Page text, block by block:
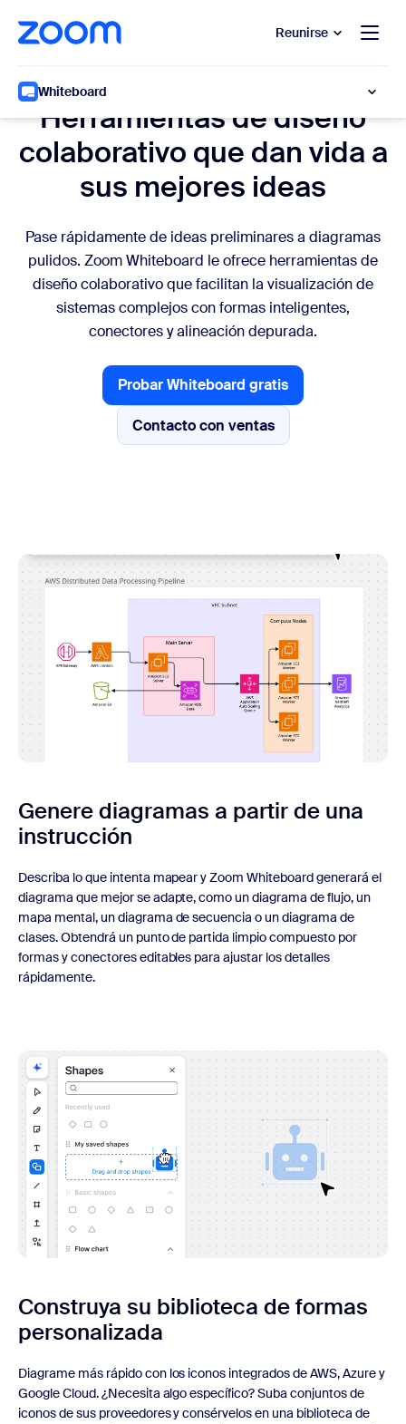
contenido principal
al chat de ayuda Reunirse
Whiteboard
Herramientas de diseño
colaborativo que dan vida a
sus mejores ideas
Pase rápidamente de ideas preliminares a diagramas
pulidos. Zoom Whiteboard le ofrece herramientas de
diseño colaborativo que facilitan la visualización de
sistemas complejos con formas inteligentes,
conectores y alineación depurada.
Probar Whiteboard gratis
Probar Whiteboard gratis
Contacto con ventas
Contacto con ventas
Genere diagramas a partir de una
instrucción
Describa lo que intenta mapear y Zoom Whiteboard generará el
diagrama que mejor se adapte, como un diagrama de flujo, un
mapa mental, un diagrama de secuencia o un diagrama de
clases. Obtendrá un punto de partida limpio compuesto por
formas y conectores editables para ajustar los detalles
rápidamente.
Construya su biblioteca de formas
personalizada
Diagrame más rápido con los iconos integrados de AWS, Azure y
Google Cloud. ¿Necesita algo específico? Suba conjuntos de
iconos de sus proveedores y consérvelos en una biblioteca de